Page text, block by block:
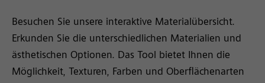
Besuchen Sie unsere interaktive Materialübersicht.
Erkunden Sie die unterschiedlichen Materialien und
ästhetischen Optionen. Das Tool bietet Ihnen die
Möglichkeit, Texturen, Farben und Oberflächenarten